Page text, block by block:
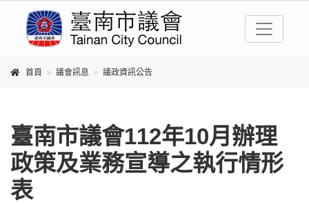
首頁 議會訊息 議政資訊公告
臺南市議會112年10月辦理
政策及業務宣導之執行情形
表